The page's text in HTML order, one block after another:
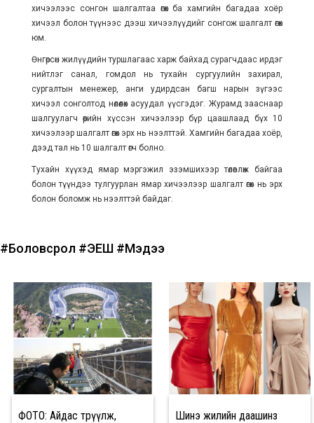
хичээлээс сонгон шалгалтаа өгөх ба хамгийн багадаа хоёр
хичээл болон түүнээс дээш хичээлүүдийг сонгож шалгалт өгөх
юм.
Өнгөрсөн жилүүдийн туршлагаас харж байхад сурагчдаас ирдэг
нийтлэг санал, гомдол нь тухайн сургуулийн захирал,
сургалтын менежер, анги удирдсан багш нарын зүгээс
хичээл сонголтод нөлөөлөх асуудал үүсгэдэг. Журамд зааснаар
шалгуулагч өөрийн хүссэн хичээлээр бүр цаашлаад бүх 10
хичээлээр шалгалт өгөх эрх нь нээлттэй. Хамгийн багадаа хоёр,
дээд тал нь 10 шалгалт өгч болно.
Тухайн хүүхэд ямар мэргэжил эзэмшихээр төлөвлөж байгаа
болон түүндээ тулгуурлан ямар хичээлээр шалгалт өгөх нь эрх
болон боломж нь нээлттэй байдаг.
#Боловсрол #ЭЕШ #Мэдээ
ФОТО: Айдас төрүүлж,
Шинэ жилийн даашинз